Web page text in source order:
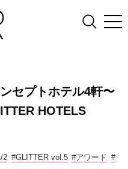
セプトホテル4軒〜
HOTELS
2 #GLITTER vol.5 #アワード #